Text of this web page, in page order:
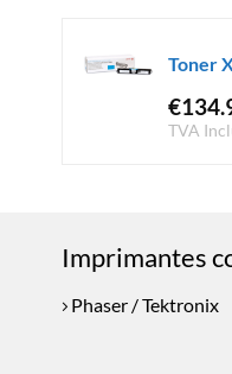
Toner
€
TVA
Imprimantes
Phaser / Tektronix